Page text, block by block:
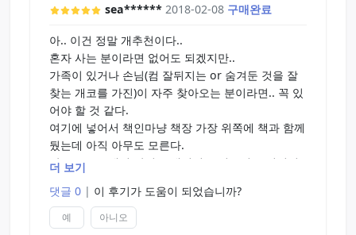
sea****** 2018-02-08 구매완료
아.. 이건 정말 개추천이다..
혼자 사는 분이라면 없어도 되겠지만..
가족이 있거나 손님(컴 잘뒤지는 or 숨겨둔 것을 잘
찾는 개코를 가진)이 자주 찾아오는 분이라면.. 꼭 있
어야 할 것 같다.
여기에 넣어서 책인마냥 책장 가장 위쪽에 책과 함께
뒀는데 아직 아무도 모른다.
잠금도 튼튼해서 망치로 내려쳐도 어느정도 버틸것
단, 모서리 부분을 힘으로 강제로 열면 내용물을 확
인 할 수 있을 정도로 벌어질꺼 같긴 하다.
더 보기
댓글 0 | 이 후기가 도움이 되었습니까?
예 아니오